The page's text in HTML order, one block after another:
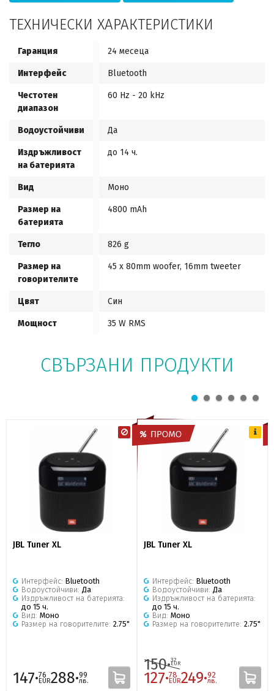
ТЕХНИЧЕСКИ ХАРАКТЕРИСТИКИ
Гаранция 24 месеца
Интерфейс Bluetooth
Честотен
диапазон
60 Hz - 20 kHz
Водоустойчиви Да
Издръжливост
на батерията
до 14 ч.
Вид Моно
Размер на
батерията
4800 mAh
Тегло 826 g
Размер на
говорителите
45 x 80mm woofer, 16mm tweeter
Цвят Син
Мощност 35 W RMS
СВЪРЗАНИ ПРОДУКТИ
JBL Tuner XL
Интерфейс: Bluetooth
Водоустойчиви: Да
Издръжливост на батерията:
до 15 ч.
Вид: Моно
Размер на говорителите: 2.75"
147·76
EUR288·99
лв.
JBL Tuner XL
Интерфейс: Bluetooth
Водоустойчиви: Да
Издръжливост на батерията:
до 15 ч.
Вид: Моно
Размер на говорителите: 2.75"
150·32
EUR
127·78
EUR249·92
лв.